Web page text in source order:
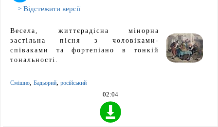
> Відстежити версії
Весела, життєрадісна мінорна
застільна пісня з чоловіками-
співаками та фортепіано в тонкій
тональності.
Смішно, Бадьорий, російський
02:04